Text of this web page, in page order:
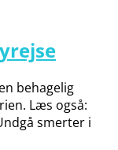
behagelig
Læs også:
smerter i